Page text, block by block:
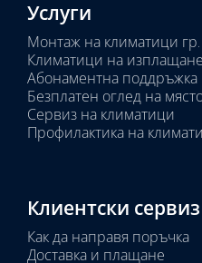
Услуги
Монтаж на климатици
Климатици на изплащане
Абонаментна поддръжка
Безплатен оглед на
Сервиз на климатици
Профилактика на
Клиентски сервиз
Как да направя поръчка
Доставка и плащане